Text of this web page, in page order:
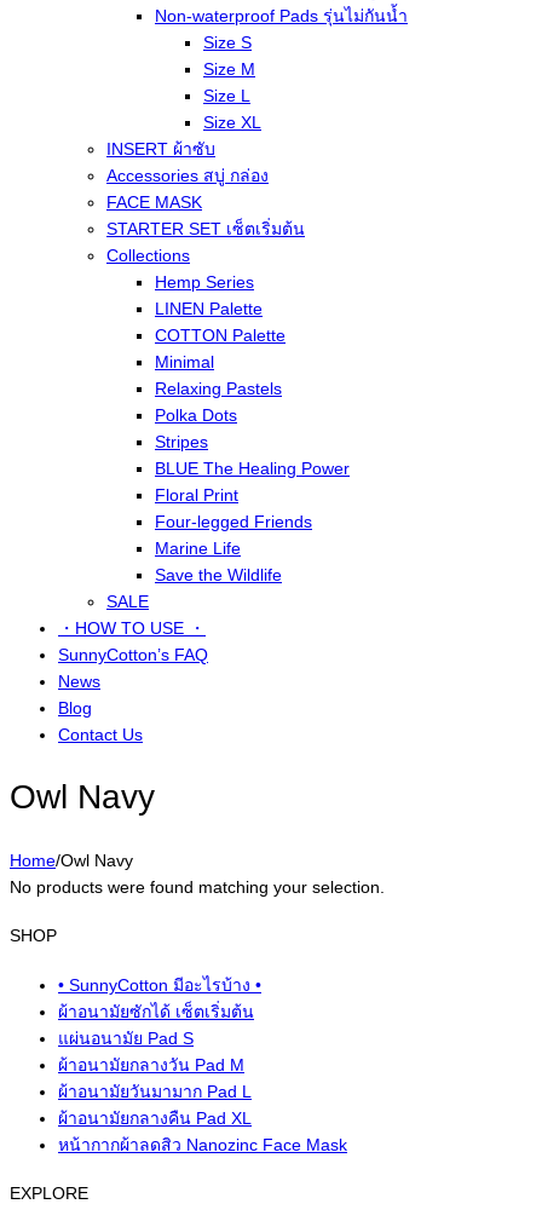
Non-waterproof Pads รุ่นไม่กันน้ำ
Size S
Size M
Size L
Size XL
INSERT ผ้าซับ
Accessories สบู่ กล่อง
FACE MASK
STARTER SET เซ็ตเริ่มต้น
Collections
Hemp Series
LINEN Palette
COTTON Palette
Minimal
Relaxing Pastels
Polka Dots
Stripes
BLUE The Healing Power
Floral Print
Four-legged Friends
Marine Life
Save the Wildlife
SALE
・HOW TO USE ・
SunnyCotton’s FAQ
News
Blog
Contact Us
Owl Navy
Home/Owl Navy
No products were found matching your selection.
SHOP
• SunnyCotton มีอะไรบ้าง •
ผ้าอนามัยซักได้ เซ็ตเริ่มต้น
แผ่นอนามัย Pad S
ผ้าอนามัยกลางวัน Pad M
ผ้าอนามัยวันมามาก Pad L
ผ้าอนามัยกลางคืน Pad XL
หน้ากากผ้าลดสิว Nanozinc Face Mask
EXPLORE